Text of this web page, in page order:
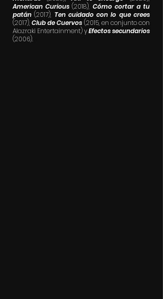
American Curious (2018), Cómo cortar a tu
patán (2017), Ten cuidado con lo que crees
(2017),Club de Cuervos (2015, en conjunto con
Alazraki Entertainment) yEfectos secundarios
(2006).